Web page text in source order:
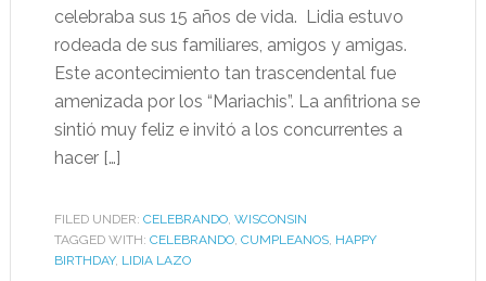
celebraba sus 15 años de vida. Lidia estuvo
rodeada de sus familiares, amigos y amigas.
Este acontecimiento tan trascendental fue
amenizada por los “Mariachis”. La anfitriona se
sintió muy feliz e invitó a los concurrentes a
hacer […]
FILED UNDER: CELEBRANDO, WISCONSIN
TAGGED WITH: CELEBRANDO, CUMPLEANOS, HAPPY
BIRTHDAY, LIDIA LAZO